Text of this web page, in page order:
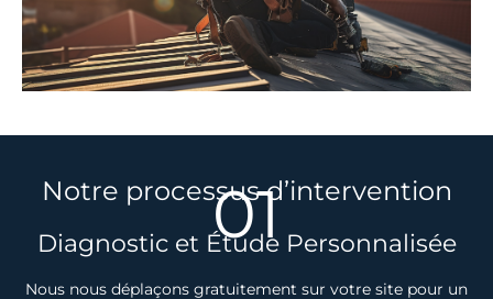
Notre processus d’intervention
01
Diagnostic et Étude Personnalisée
Nous nous déplaçons gratuitement sur votre site pour un